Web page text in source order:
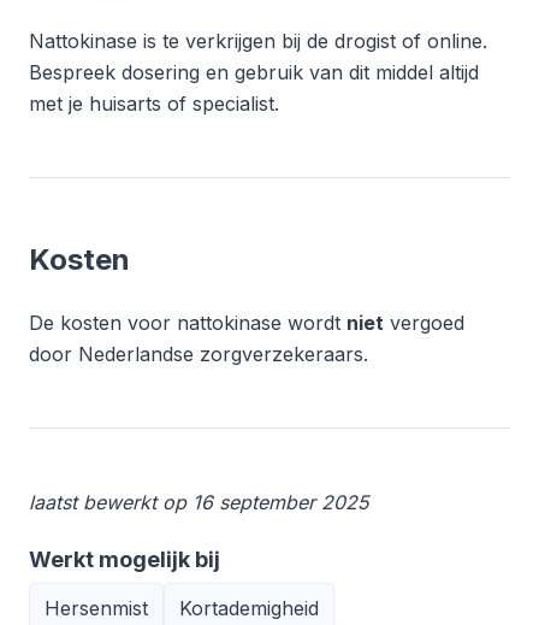
Nattokinase is te verkrijgen bij de drogist of online.
Bespreek dosering en gebruik van dit middel altijd
met je huisarts of specialist.
Kosten
De kosten voor nattokinase wordt niet vergoed
door Nederlandse zorgverzekeraars.
laatst bewerkt op 16 september 2025
Werkt mogelijk bij
Hersenmist Kortademigheid